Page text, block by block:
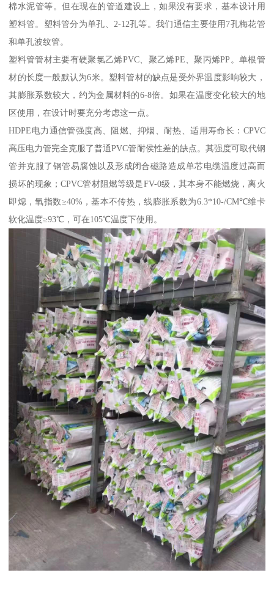
棉水泥管等。但在现在的管道建设上，如果没有要求，基本设计用
塑料管。塑料管分为单孔、2-12孔等。我们通信主要使用7孔梅花管
和单孔波纹管。
塑料管管材主要有硬聚氯乙烯PVC、聚乙烯PE、聚丙烯PP。单根管
材的长度一般默认为6米。塑料管材的缺点是受外界温度影响较大，
其膨胀系数较大，约为金属材料的6-8倍。如果在温度变化较大的地
区使用，在设计时要充分考虑这一点。
HDPE电力通信管强度高、阻燃、抑烟、耐热、适用寿命长：CPVC
高压电力管完全克服了普通PVC管耐侯性差的缺点。其强度可取代钢
管并克服了钢管易腐蚀以及形成闭合磁路造成单芯电缆温度过高而
损坏的现象；CPVC管材阻燃等级是FV-0级，其本身不能燃烧，离火
即熄，氧指数≥40%，基本不传热，线膨胀系数为6.3*10-/CM℃维卡
软化温度≥93℃，可在105℃温度下使用。